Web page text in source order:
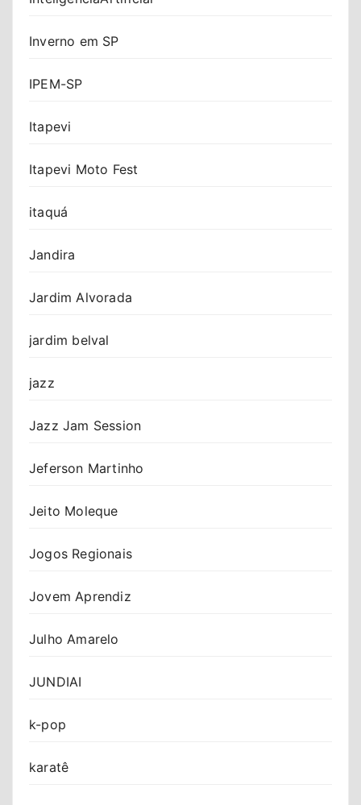
Inverno em SP
IPEM-SP
Itapevi
Itapevi Moto Fest
itaquá
Jandira
Jardim Alvorada
jardim belval
jazz
Jazz Jam Session
Jeferson Martinho
Jeito Moleque
Jogos Regionais
Jovem Aprendiz
Julho Amarelo
JUNDIAI
k-pop
karatê